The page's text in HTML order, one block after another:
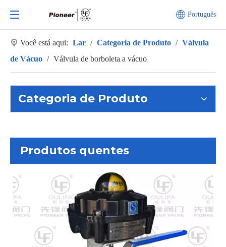
Português
Você está aqui: Lar / Categoria de Produto / Válvula
de Vácuo / Válvula de borboleta a vácuo
Categoria de Produto
Produtos quentes